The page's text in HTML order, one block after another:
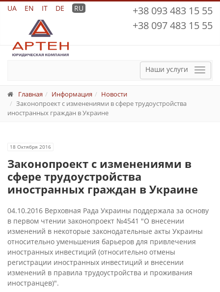
UA EN IT DE RU
+38 093 483 15 55
+38 097 483 15 55
Наши услуги Меню
Главная Информация
Новости
Законопроект с изменениями в сфере трудоустройства
иностранных граждан в Украине
18 Октября 2016
Законопроект с изменениями в
сфере трудоустройства
иностранных граждан в Украине
04.10.2016 Верховная Рада Украины поддержала за основу
в первом чтении законопроект №4541 "О внесении
изменений в некоторые законодательные акты Украины
относительно уменьшения барьеров для привлечения
иностранных инвестиций (относительно отмены
регистрации иностранных инвестиций и внесении
изменений в правила трудоустройства и проживания
иностранцев)".